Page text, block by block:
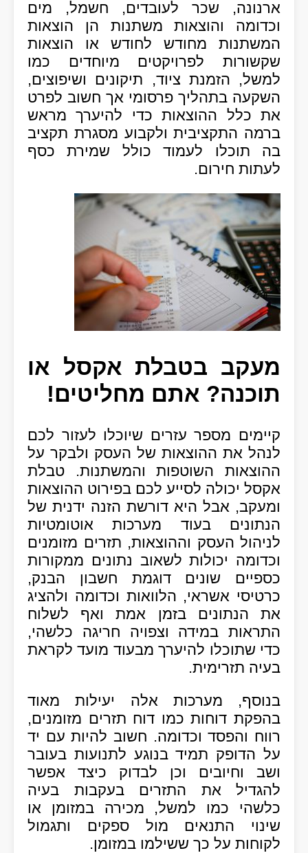
ארנונה, שכר לעובדים, חשמל, מים
וכדומה והוצאות משתנות הן הוצאות
המשתנות מחודש לחודש או הוצאות
שקשורות לפרויקטים מיוחדים כמו
למשל, הזמנת ציוד, תיקונים ושיפוצים,
השקעה בתהליך פרסומי אך חשוב לפרט
את כלל ההוצאות כדי להיערך מראש
ברמה התקציבית ולקבוע מסגרת תקציב
בה תוכלו לעמוד כולל שמירת כסף
לעתות חירום.
מעקב בטבלת אקסל או
תוכנה? אתם מחליטים!
קיימים מספר עזרים שיוכלו לעזור לכם
לנהל את ההוצאות של העסק ולבקר על
ההוצאות השוטפות והמשתנות. טבלת
אקסל יכולה לסייע לכם בפירוט ההוצאות
ומעקב, אבל היא דורשת הזנה ידנית של
הנתונים בעוד מערכות אוטומטיות
לניהול העסק וההוצאות, תזרים מזומנים
וכדומה יכולות לשאוב נתונים ממקורות
כספיים שונים דוגמת חשבון הבנק,
כרטיסי אשראי, הלוואות וכדומה ולהציג
את הנתונים בזמן אמת ואף לשלוח
התראות במידה וצפויה חריגה כלשהי,
כדי שתוכלו להיערך מבעוד מועד לקראת
בעיה תזרימית.
בנוסף, מערכות אלה יעילות מאוד
בהפקת דוחות כמו דוח תזרים מזומנים,
רווח והפסד וכדומה. חשוב להיות עם יד
על הדופק תמיד בנוגע לתנועות בעובר
ושב וחיובים וכן לבדוק כיצד אפשר
להגדיל את התזרים בעקבות בעיה
כלשהי כמו למשל, מכירה במזומן או
שינוי התנאים מול ספקים ותגמול
לקוחות על כך ששילמו במזומן.